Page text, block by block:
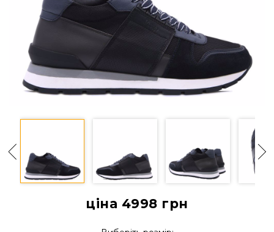
ціна 4998 грн